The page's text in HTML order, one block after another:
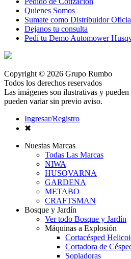
Quienes Somos
Sumate como Distribuidor
Dejanos tu consulta
Pedí tu Demo Automower
Copyright © 2026 Grupo Rumbo
Todos los derechos reservados
Las imágenes son ilustrativas y
pueden variar sin previo aviso.
Ingresar/Registro
✖
Nuestas Marcas
Todas Las Marcas
NIWA
HUSQVARNA
GARDENA
METABO
CRAFTSMAN
Bosque y Jardín
Ver todo Bosque y Jardín
Máquinas a Explosión
Cortacésped
Cortadora de
Sopladoras